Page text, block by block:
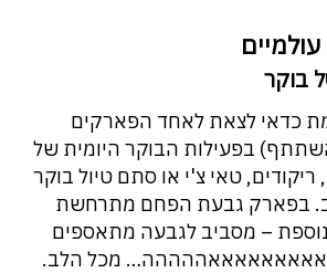
בוקר
כדאי לצאת לאחד הפארקים
בפעילות הבוקר היומית של
טאי צ'י או סתם טיול בוקר
בפארק גבעת הפחם מתרחשת
נוספת – מסביב לגבעה מתאספים
אאאאאאאאאההההה… מכל הלב.